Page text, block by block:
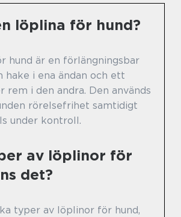
löplina för hund?
hund är en förlängningsbar
hake i ena ändan och ett
rem i den andra. Den används
rörelsefrihet samtidigt
under kontroll.
av löplinor för
det?
typer av löplinor för hund,